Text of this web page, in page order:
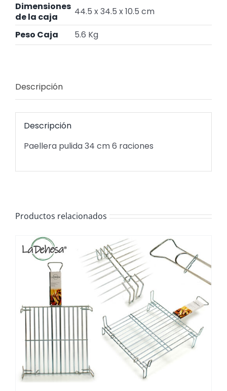
Dimensiones
de la caja
44.5 x 34.5 x 10.5 cm
Peso Caja
5.6 Kg
Descripción
Descripción
Paellera pulida 34 cm 6 raciones
Productos relacionados
DETALLES